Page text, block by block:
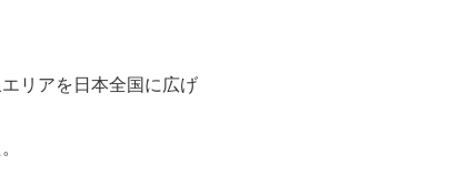
リアを日本全国に広げ